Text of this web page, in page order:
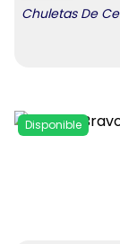
Chuletas De
Disponible